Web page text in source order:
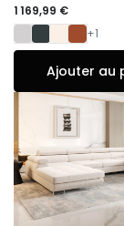
1 169,99 €
+1
Ajouter au